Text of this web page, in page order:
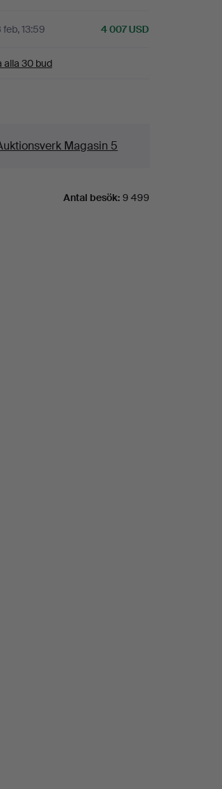
feb, 13:59 4 007 USD
alla 30 bud
Magasin 5
Antal besök: 9 499